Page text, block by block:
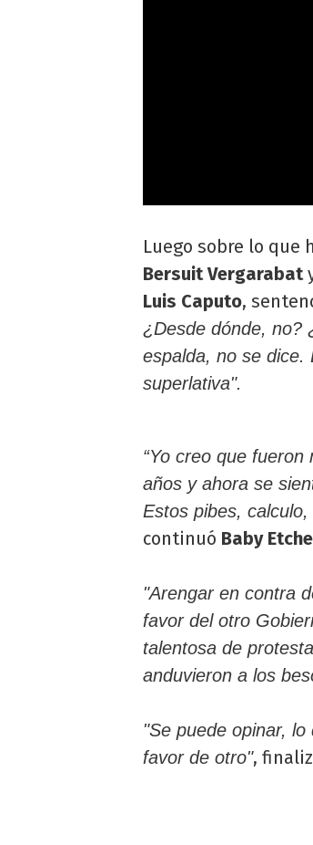
Luego sobre lo que
Bersuit Vergarabat
Luis Caputo,
¿Desde dónde, no?
espalda, no se dice.
superlativa".
“Yo creo que
años y ahora se
Estos pibes,
continuó Baby
"Arengar en contra
favor del otro
talentosa de
anduvieron a los
"Se puede opinar,
favor de otro",